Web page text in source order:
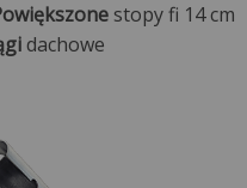
stopy fi 14 cm
dachowe